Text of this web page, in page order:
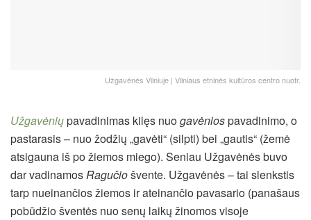
Užgavėnės Vilniuje | Vilniaus etninės kultūros centro nuotr.
Užgavėniųpavadinimas kilęs nuogavėniospavadinimo, o
pastarasis – nuo žodžių „gavėti“ (silpti) bei „gautis“ (žemė
atsigauna iš po žiemos miego). Seniau Užgavėnės buvo
dar vadinamosRagučiošvente. Užgavėnės – tai slenkstis
tarp nueinančios žiemos ir ateinančio pavasario (panašaus
pobūdžio šventės nuo senų laikų žinomos visoje